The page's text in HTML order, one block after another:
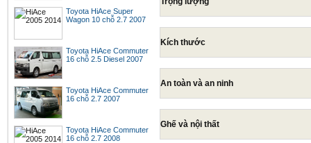
Toyota HiAce Super
Wagon 10 chỗ 2.7 2007
Toyota HiAce Commuter
16 chỗ 2.5 Diesel 2007
Toyota HiAce Commuter
16 chỗ 2.7 2007
Toyota HiAce Commuter
16 chỗ 2.7 2008
Kích thước
An toàn và an ninh
Ghế và nội thất